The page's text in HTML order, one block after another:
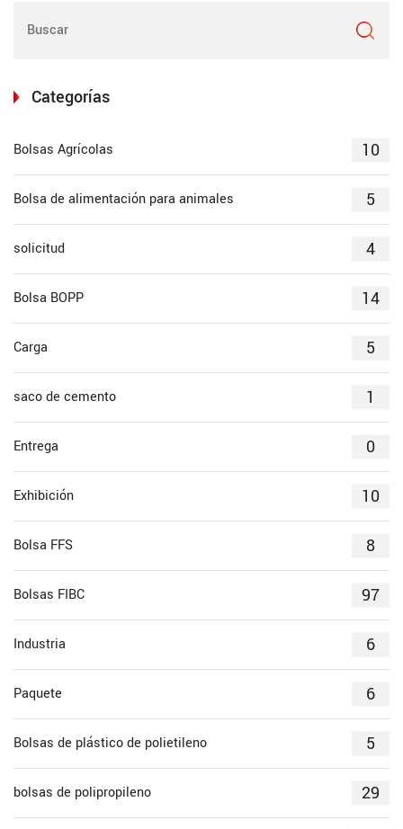
Categorías
Bolsas Agrícolas 10
Bolsa de alimentación para animales 5
solicitud 4
Bolsa BOPP 14
Carga 5
saco de cemento 1
Entrega 0
Exhibición 10
Bolsa FFS 8
Bolsas FIBC 97
Industria 6
Paquete 6
Bolsas de plástico de polietileno 5
bolsas de polipropileno 29